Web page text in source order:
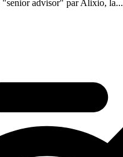
"senior advisor" par Alixio, la...